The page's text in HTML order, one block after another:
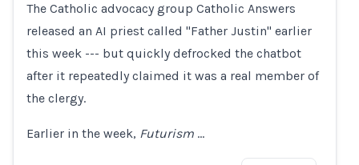
Loading...
The Catholic advocacy group Catholic Answers
released an AI priest called "Father Justin" earlier
this week --- but quickly defrocked the chatbot
after it repeatedly claimed it was a real member of
the clergy.
Earlier in the week, Futurism …